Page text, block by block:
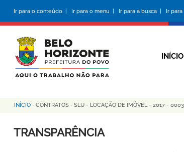
conteúdo
principal
Ir para o conteúdo | Ir para o menu | Ir para a busca | Ir
INÍCIO
Trilha
de
INÍCIO - CONTRATOS - SLU - LOCAÇÃO DE IMÓVEL - 2017 - 0003
TRANSPARÊNCIA